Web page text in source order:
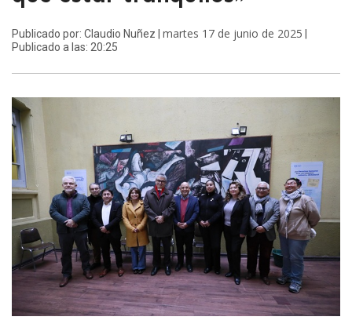
Publicado por: Claudio Nuñez | martes 17 de junio de 2025
Publicado a las: 20:25